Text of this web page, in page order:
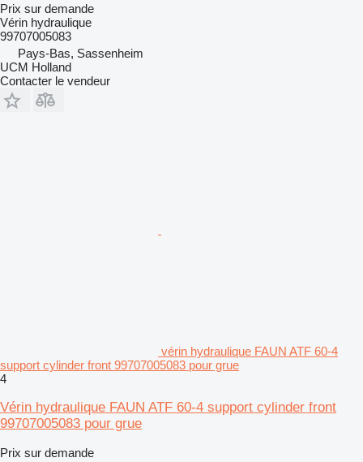
Prix sur demande
Vérin hydraulique
99707005083
Pays-Bas, Sassenheim
UCM Holland
Contacter le vendeur
vérin hydraulique FAUN ATF 60-4
support cylinder front 99707005083 pour grue
4
Vérin hydraulique FAUN ATF 60-4 support cylinder front
99707005083 pour grue
Prix sur demande